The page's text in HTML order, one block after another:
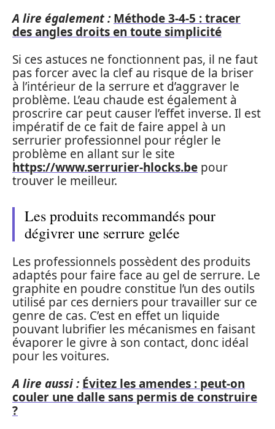
A lire également : Méthode 3-4-5 : tracer
des angles droits en toute simplicité
Si ces astuces ne fonctionnent pas, il ne faut
pas forcer avec la clef au risque de la briser
à l’intérieur de la serrure et d’aggraver le
problème. L’eau chaude est également à
proscrire car peut causer l’effet inverse. Il est
impératif de ce fait de faire appel à un
serrurier professionnel pour régler le
problème en allant sur le site
https://www.serrurier-hlocks.be pour
trouver le meilleur.
Les produits recommandés pour
dégivrer une serrure gelée
Les professionnels possèdent des produits
adaptés pour faire face au gel de serrure. Le
graphite en poudre constitue l’un des outils
utilisé par ces derniers pour travailler sur ce
genre de cas. C’est en effet un liquide
pouvant lubrifier les mécanismes en faisant
évaporer le givre à son contact, donc idéal
pour les voitures.
A lire aussi : Évitez les amendes : peut-on
couler une dalle sans permis de construire
?